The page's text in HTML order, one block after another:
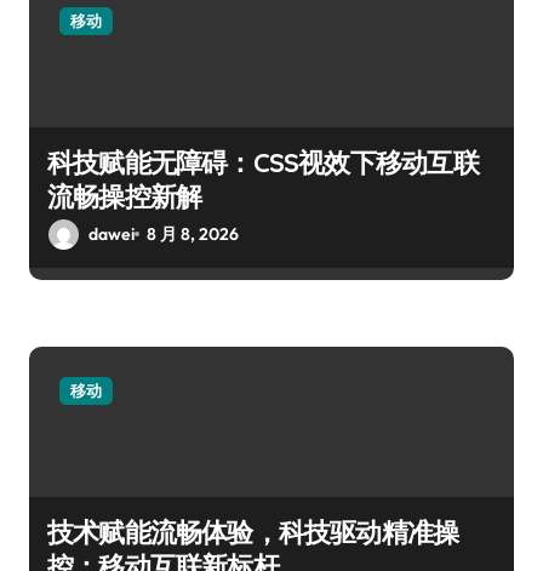
移动
科技赋能无障碍：CSS视效下移动互联
流畅操控新解
dawei 8 月 8, 2026
移动
技术赋能流畅体验，科技驱动精准操